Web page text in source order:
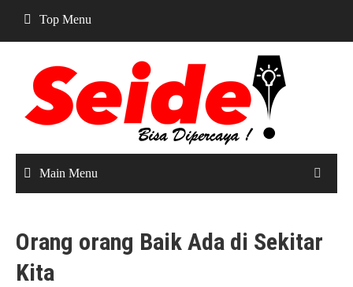
content
Top Menu
Main Menu
Orang orang Baik Ada di Sekitar
Kita